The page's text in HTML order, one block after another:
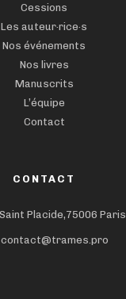
Cessions
Les auteur·rice·s
Nos événements
Nos livres
Manuscrits
L’équipe
Contact
CONTACT
Placide,75006 Paris
contact@trames.pro